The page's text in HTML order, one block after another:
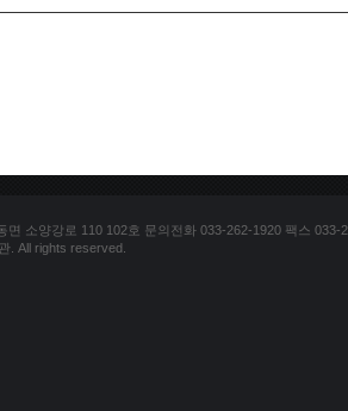
면 소양강로 110 102호 문의전화 033-262-1920 팩스 033-
. All rights reserved.